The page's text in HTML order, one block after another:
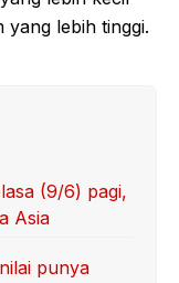
yang lebih tinggi.
(9/6) pagi,
Asia
punya